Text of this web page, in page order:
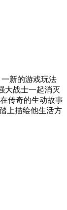
一新的游戏玩法
大战士一起消灭
传奇的生动故事
上描绘他生活方